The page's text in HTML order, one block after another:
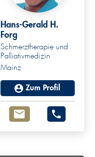
Hans-Gerald H.
Forg
Schmerztherapie und
Palliativmedizin
Mainz
Zum Profil